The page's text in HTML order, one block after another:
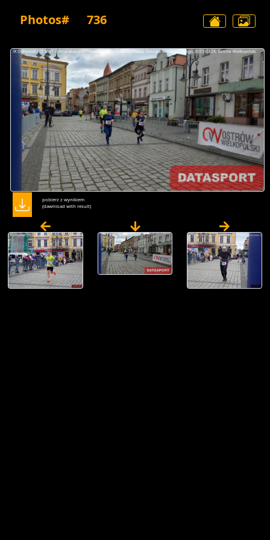
Photos# 736
pobierz z wynikiem
(dawnload with result)